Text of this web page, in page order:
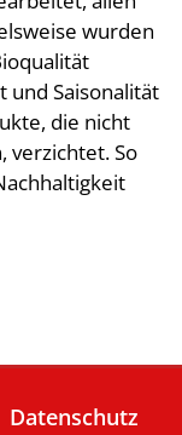
wurden
und Saisonalität
die nicht
verzichtet. So
Datenschutz